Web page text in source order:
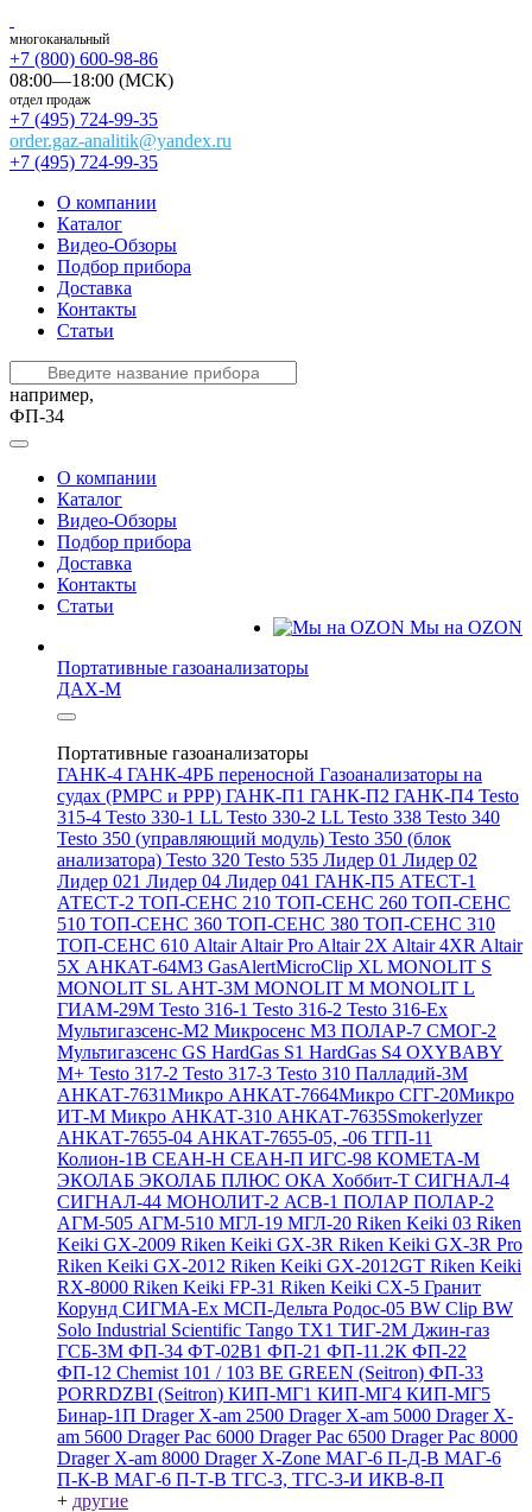
многоканальный
+7 (800) 600-98-86
08:00—18:00 (МСК)
отдел продаж
+7 (495) 724-99-35
order.gaz-analitik@yandex.ru
+7 (495) 724-99-35
О компании
Каталог
Видео-Обзоры
Подбор прибора
Доставка
Контакты
Статьи
например,
ФП-34
О компании
Каталог
Видео-Обзоры
Подбор прибора
Доставка
Контакты
Статьи
Мы на OZON
Портативные газоанализаторы
ДАХ-М
Портативные газоанализаторы
ГАНК-4 ГАНК-4РБ переносной Газоанализаторы на
судах (РМРС и РРР) ГАНК-П1 ГАНК-П2 ГАНК-П4 Testo
315-4 Testo 330-1 LL Testo 330-2 LL Testo 338 Testo 340
Testo 350 (управляющий модуль) Testo 350 (блок
анализатора) Testo 320 Testo 535 Лидер 01 Лидер 02
Лидер 021 Лидер 04 Лидер 041 ГАНК-П5 АТЕСТ-1
АТЕСТ-2 ТОП-СЕНС 210 ТОП-СЕНС 260 ТОП-СЕНС
510 ТОП-СЕНС 360 ТОП-СЕНС 380 ТОП-СЕНС 310
ТОП-СЕНС 610 AltairAltair Pro Altair 2X Altair 4XR Altair
5X АНКАТ-64М3 GasAlertMicroClip XL MONOLIT S
MONOLIT SL АНТ-3М MONOLIT M MONOLIT L
ГИАМ-29М Testo 316-1 Testo 316-2 Testo 316-Ex
Мультигазсенс-М2 Микросенс М3 ПОЛАР-7 СМОГ-2
Мультигазсенс GS HardGas S1 HardGas S4 OXYBABY
M+ Testo 317-2 Testo 317-3 Testo 310 Палладий-3М
АНКАТ-7631Микро АНКАТ-7664Микро СГГ-20Микро
ИТ-М Микро АНКАТ-310 АНКАТ-7635Smokerlyzer
АНКАТ-7655-04 АНКАТ-7655-05, -06 ТГП-11
Колион-1В СЕАН-Н СЕАН-П ИГС-98 КОМЕТА-М
ЭКОЛАБ ЭКОЛАБ ПЛЮС ОКА Хоббит-Т СИГНАЛ-4
СИГНАЛ-44 МОНОЛИТ-2 АСВ-1 ПОЛАР ПОЛАР-2
АГМ-505 АГМ-510 МГЛ-19 МГЛ-20 Riken Keiki 03 Riken
Keiki GX-2009 Riken Keiki GX-3R Riken Keiki GX-3R Pro
Riken Keiki GX-2012 Riken Keiki GX-2012GT Riken Keiki
RX-8000 Riken Keiki FP-31 Riken Keiki CX-5 Гранит
Корунд СИГМА-Ех МСП-Дельта Родос-05 BW Clip BW
Solo Industrial Scientific Tango TX1 ТИГ-2М Джин-газ
ГСБ-3М ФП-34 ФТ-02В1 ФП-21 ФП-11.2К ФП-22
ФП-12 Chemist 101 / 103 BE GREEN (Seitron) ФП-33
PORRDZBI (Seitron) КИП-МГ1 КИП-МГ4 КИП-МГ5
Бинар-1П Drager X-am 2500 Drager X-am 5000 Drager X-
am 5600 Drager Pac 6000 Drager Pac 6500 Drager Pac 8000
Drager X-am 8000 Drager X-Zone МАГ-6 П-Д-В МАГ-6
П-К-В МАГ-6 П-Т-В ТГС-3, ТГС-3-И ИКВ-8-П
+ другие